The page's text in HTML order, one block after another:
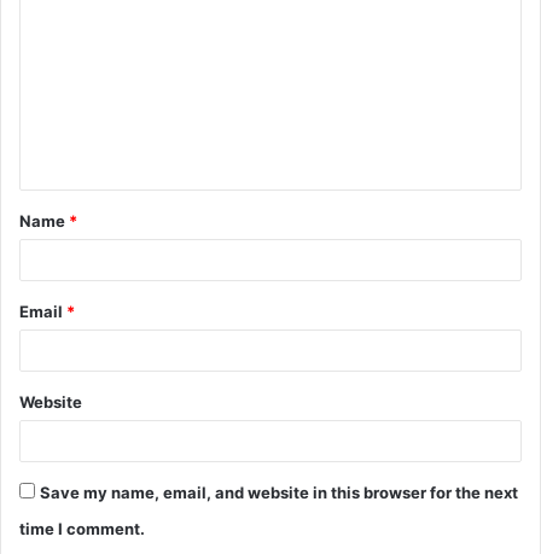
t
*
Name *
Email *
Website
Save my name, email, and website in this browser for the next
time I comment.